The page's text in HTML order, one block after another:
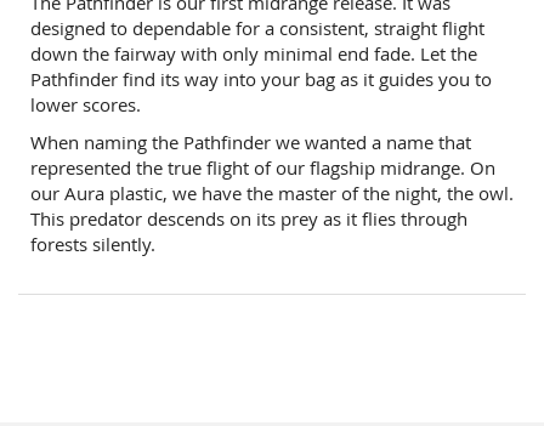
designed to dependable for a consistent, straight flight
down the fairway with only minimal end fade. Let the
Pathfinder find its way into your bag as it guides you to
lower scores.
When naming the Pathfinder we wanted a name that
represented the true flight of our flagship midrange. On
our Aura plastic, we have the master of the night, the owl.
This predator descends on its prey as it flies through
forests silently.